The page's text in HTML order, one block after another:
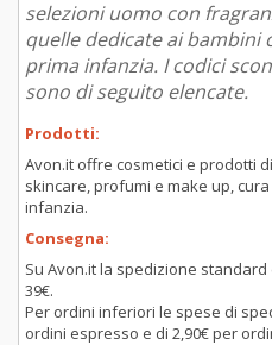
selezioni uomo con
quelle dedicate ai
prima infanzia. I codici
sono di seguito elencate.
Prodotti:
Avon.it offre cosmetici e prodotti
skincare, profumi e make up,
infanzia.
Consegna:
Su Avon.it la spedizione
39€.
Per ordini inferiori le spese di
ordini espresso e di 2,90€ per